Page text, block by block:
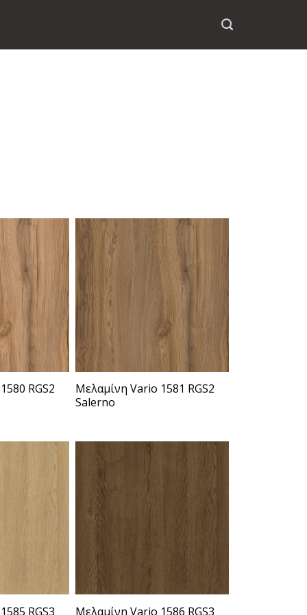
RGS2
Μελαμίνη Vario 1581 RGS2
Salerno
RGS3 Μελαμίνη Vario 1586 RGS3